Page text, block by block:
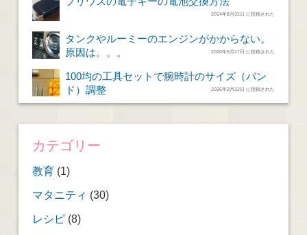
2014年8月31日 に投稿された
タンクやルーミーのエンジンがかからない。
原因は。。。
2020年5月17日 に投稿された
100均の工具セットで腕時計のサイズ（バン
ド）調整
2026年2月22日 に投稿された
カテゴリー
教育(1)
マタニティ (30)
レシピ(8)